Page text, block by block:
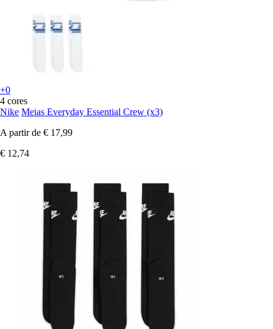
+0
4 cores
Nike Meias Everyday Essential Crew (x3)
A partir de € 17,99
€ 12,74